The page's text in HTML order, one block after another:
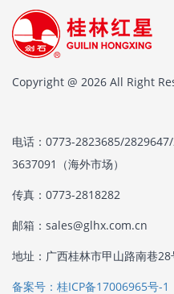
Copyright @ 2026 All Right
电话：0773-2823685/
3637091（海外市场）
传真：0773-2818282
邮箱：sales@glhx.com.cn
地址：广西桂林市甲山路南巷28
备案号：桂ICP备17006965号-1